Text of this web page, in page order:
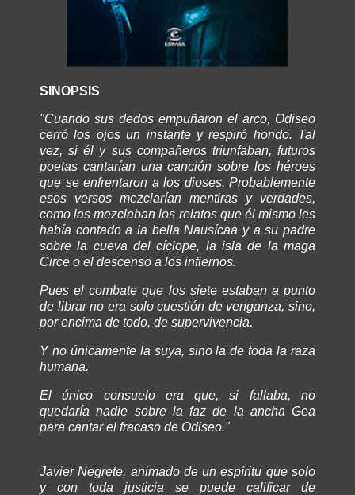
SINOPSIS
"Cuando sus dedos empuñaron el arco, Odiseo
cerró los ojos un instante y respiró hondo. Tal
vez, si él y sus compañeros triunfaban, futuros
poetas cantarían una canción sobre los héroes
que se enfrentaron a los dioses. Probablemente
esos versos mezclarían mentiras y verdades,
como las mezclaban los relatos que él mismo les
había contado a la bella Nausícaa y a su padre
sobre la cueva del cíclope, la isla de la maga
Circe o el descenso a los infiernos.
Pues el combate que los siete estaban a punto
de librar no era solo cuestión de venganza, sino,
por encima de todo, de supervivencia.
Y no únicamente la suya, sino la de toda la raza
humana.
El único consuelo era que, si fallaba, no
quedaría nadie sobre la faz de la ancha Gea
para cantar el fracaso de Odiseo."
Javier Negrete, animado de un espíritu que solo
y con toda justicia se puede calificar de